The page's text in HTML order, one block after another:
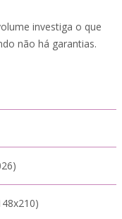
investiga o que
não há garantias.